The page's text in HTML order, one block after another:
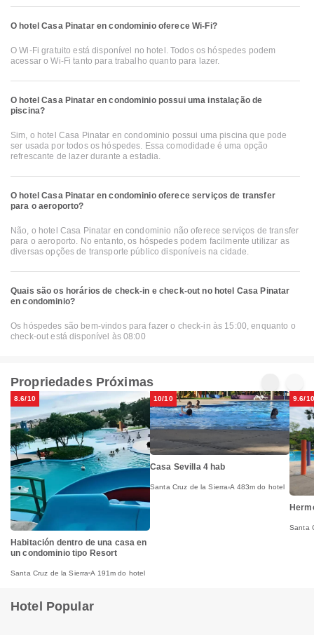
O hotel Casa Pinatar en condominio oferece Wi-Fi?
O Wi-Fi gratuito está disponível no hotel. Todos os hóspedes podem
acessar o Wi-Fi tanto para trabalho quanto para lazer.
O hotel Casa Pinatar en condominio possui uma instalação de
piscina?
Sim, o hotel Casa Pinatar en condominio possui uma piscina que pode
ser usada por todos os hóspedes. Essa comodidade é uma opção
refrescante de lazer durante a estadia.
O hotel Casa Pinatar en condominio oferece serviços de transfer
para o aeroporto?
Não, o hotel Casa Pinatar en condominio não oferece serviços de transfer
para o aeroporto. No entanto, os hóspedes podem facilmente utilizar as
diversas opções de transporte público disponíveis na cidade.
Quais são os horários de check-in e check-out no hotel Casa Pinatar
en condominio?
Os hóspedes são bem-vindos para fazer o check-in às 15:00, enquanto o
check-out está disponível às 08:00
Propriedades Próximas
8.6/10
Habitación dentro de una casa en
un condominio tipo Resort
Santa Cruz de la Sierra A 191m do hotel
10/10
Casa Sevilla 4 hab
Santa Cruz de la Sierra A 483m do hotel
9.6/10
Santa
Hotel Popular